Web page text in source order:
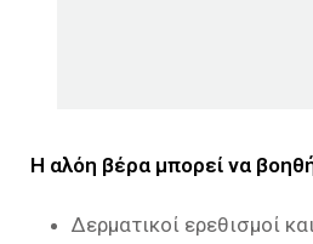
Η αλόη βέρα μπορεί να
Δερματικοί ερεθισμοί